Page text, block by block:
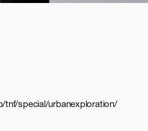
tnf/special/urbanexploration/